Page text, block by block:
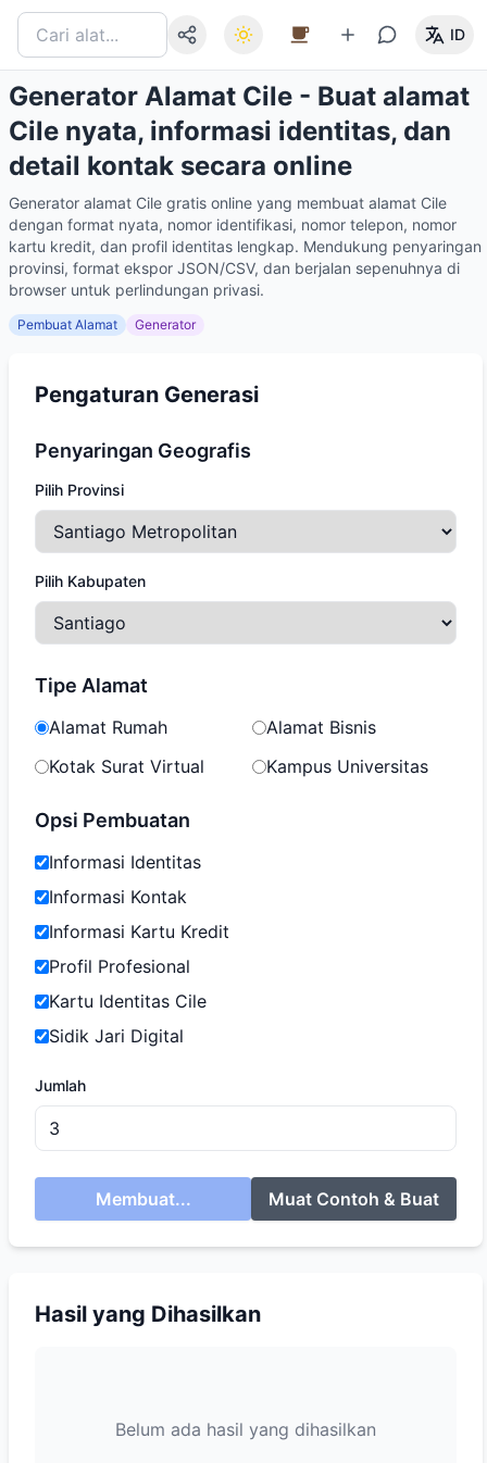
ID
Generator Alamat Cile - Buat alamat
Cile nyata, informasi identitas, dan
detail kontak secara online
Generator alamat Cile gratis online yang membuat alamat Cile
dengan format nyata, nomor identifikasi, nomor telepon, nomor
kartu kredit, dan profil identitas lengkap. Mendukung penyaringan
provinsi, format ekspor JSON/CSV, dan berjalan sepenuhnya di
browser untuk perlindungan privasi.
Pembuat Alamat Generator
Pengaturan Generasi
Penyaringan Geografis
Pilih Provinsi
Pilih Kabupaten
Tipe Alamat
Alamat Rumah
Alamat Bisnis
Kotak Surat Virtual
Kampus Universitas
Opsi Pembuatan
Informasi Identitas
Informasi Kontak
Informasi Kartu Kredit
Profil Profesional
Kartu Identitas Cile
Sidik Jari Digital
Jumlah
Membuat... Muat Contoh & Buat
Hasil yang Dihasilkan
Belum ada hasil yang dihasilkan